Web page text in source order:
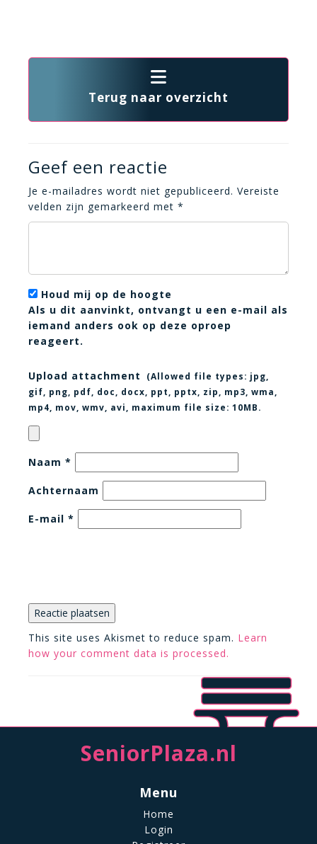
Terug naar overzicht
Geef een reactie
Je e-mailadres wordt niet gepubliceerd. Vereiste
velden zijn gemarkeerd met *
Houd mij op de hoogte
Als u dit aanvinkt, ontvangt u een e-mail als
iemand anders ook op deze oproep
reageert.
Upload attachment (Allowed file types: jpg,
gif, png, pdf, doc, docx, ppt, pptx, zip, mp3, wma,
mp4, mov, wmv, avi
, maximum file size: 10MB.
Naam *
Achternaam
E-mail *
This site uses Akismet to reduce spam. Learn
how your comment data is processed.
SeniorPlaza.nl
Menu
Home
Login